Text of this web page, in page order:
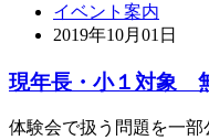
イベント案内
2019年10月01日
現年長・小１対象
体験会で扱う問題を一